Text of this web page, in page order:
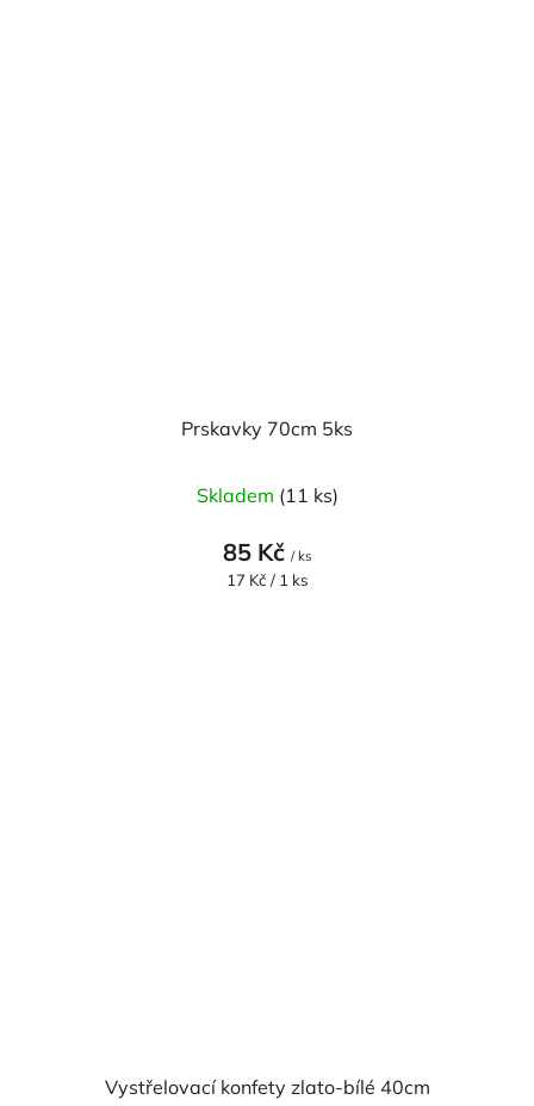
Prskavky 70cm 5ks
Skladem (11 ks)
85 Kč / ks
Měrná
17 Kč / 1 ks
Vystřelovací konfety zlato-bílé 40cm